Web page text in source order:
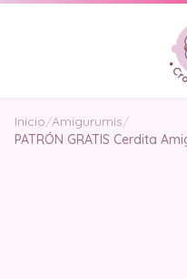
Inicio/Amigurumis/
PATRÓN GRATIS Cerdita